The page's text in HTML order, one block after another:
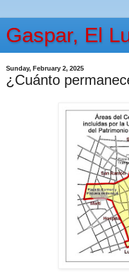
Gaspar, El
Sunday, February 2, 2025
¿Cuánto